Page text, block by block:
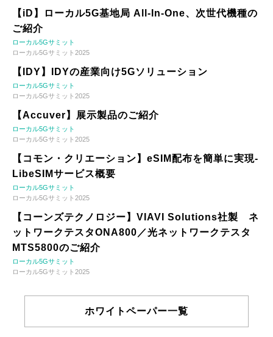
【iD】ローカル5G基地局 All-In-One、次世代機種の
ご紹介
ローカル5Gサミット
ローカル5Gサミット2025
【IDY】IDYの産業向け5Gソリューション
ローカル5Gサミット
ローカル5Gサミット2025
【Accuver】展示製品のご紹介
ローカル5Gサミット
ローカル5Gサミット2025
【コモン・クリエーション】eSIM配布を簡単に実現-
LibeSIMサービス概要
ローカル5Gサミット
ローカル5Gサミット2025
【コーンズテクノロジー】VIAVI Solutions社製 ネ
ットワークテスタONA800／光ネットワークテスタ
MTS5800のご紹介
ローカル5Gサミット
ローカル5Gサミット2025
ホワイトペーパー一覧